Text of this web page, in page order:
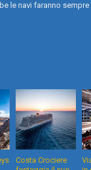
le navi faranno
Costa Crociere